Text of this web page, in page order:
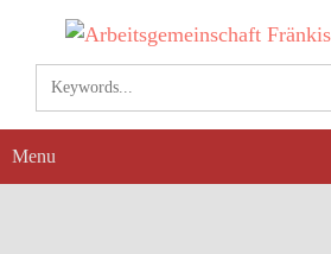
content
Menu